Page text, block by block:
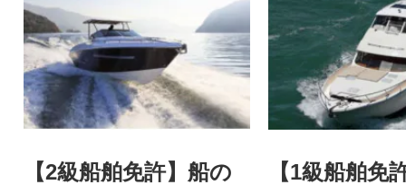
【2級船舶免許】船の
【1級船舶免